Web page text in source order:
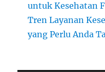
untuk Kesehatan
Tren Layanan
yang Perlu Anda